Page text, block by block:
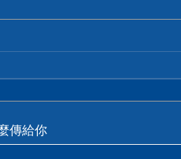
傳給你